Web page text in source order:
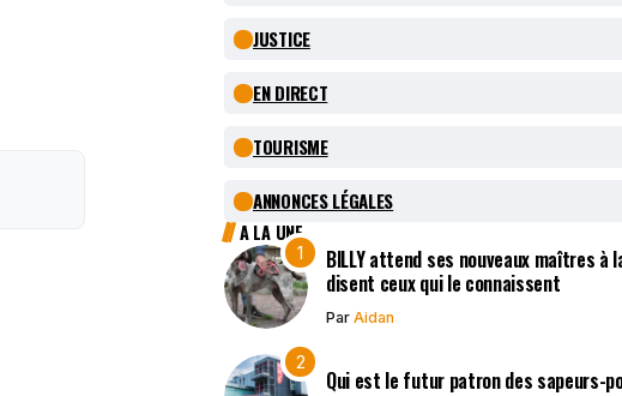
JUSTICE
EN DIRECT
TOURISME
ANNONCES LÉGALES
A LA UNE
BILLY attend ses nouveaux maîtres à
disent ceux qui le connaissent
Par Aidan
Qui est le futur patron des sapeurs-